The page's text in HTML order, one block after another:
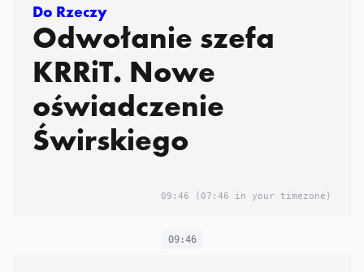
Do Rzeczy
Odwołanie szefa
KRRiT. Nowe
oświadczenie
Świrskiego
09:46 (07:46 in your timezone)
09:46